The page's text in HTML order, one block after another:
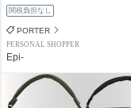
関税負担なし
PORTER
PERSONAL SHOPPER
Epi-